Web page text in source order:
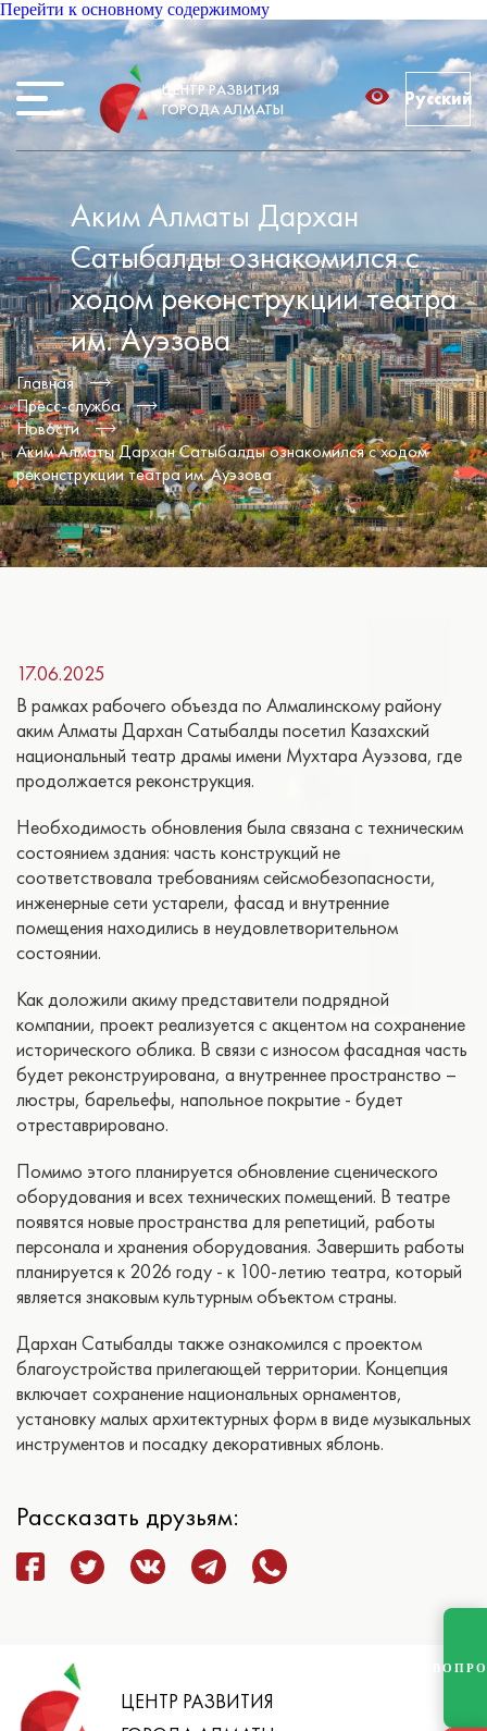
Перейти к основному содержимому
ЦЕНТР РАЗВИТИЯ
ГОРОДА АЛМАТЫ
Русский
Аким Алматы Дархан
Сатыбалды ознакомился с
ходом реконструкции театра
им. Ауэзова
Главная
Пресс-служба
Новости
Аким Алматы Дархан Сатыбалды ознакомился с ходом
реконструкции театра им. Ауэзова
17.06.2025
В рамках рабочего объезда по Алмалинскому району
аким Алматы Дархан Сатыбалды посетил Казахский
национальный театр драмы имени Мухтара Ауэзова, где
продолжается реконструкция.
Необходимость обновления была связана с техническим
состоянием здания: часть конструкций не
соответствовала требованиям сейсмобезопасности,
инженерные сети устарели, фасад и внутренние
помещения находились в неудовлетворительном
состоянии.
Как доложили акиму представители подрядной
компании, проект реализуется с акцентом на сохранение
исторического облика. В связи с износом фасадная часть
будет реконструирована, а внутреннее пространство –
люстры, барельефы, напольное покрытие - будет
отреставрировано.
Помимо этого планируется обновление сценического
оборудования и всех технических помещений. В театре
появятся новые пространства для репетиций, работы
персонала и хранения оборудования. Завершить работы
планируется к 2026 году - к 100-летию театра, который
является знаковым культурным объектом страны.
Дархан Сатыбалды также ознакомился с проектом
благоустройства прилегающей территории. Концепция
включает сохранение национальных орнаментов,
установку малых архитектурных форм в виде музыкальных
инструментов и посадку декоративных яблонь.
Рассказать друзьям:
ЦЕНТР РАЗВИТИЯ